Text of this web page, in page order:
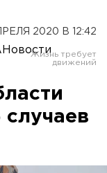
2020 В 12:42